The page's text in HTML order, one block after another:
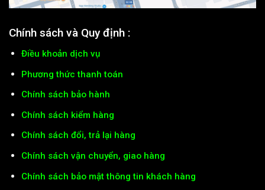
Chính sách và Quy định :
Điều khoản dịch vụ
Phương thức thanh toán
Chính sách bảo hành
Chính sách kiểm hàng
Chính sách đổi, trả lại hàng
Chính sách vận chuyển, giao hàng
Chính sách bảo mật thông tin khách hàng